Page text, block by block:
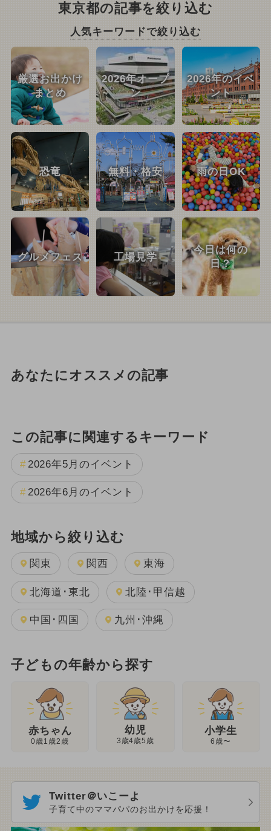
東京都の記事を絞り込む
人気キーワードで絞り込む
厳選お出かけ
まとめ
2026年オープ
ン
2026年のイベ
ント
恐竜 無料・格安 雨の日OK
グルメフェス 工場見学
今日は何の
日？
あなたにオススメの記事
この記事に関連するキーワード
2026年5月のイベント
2026年6月のイベント
地域から絞り込む
関東 関西 東海
北海道･東北 北陸･甲信越
中国･四国 九州･沖縄
子どもの年齢から探す
赤ちゃん
0歳1歳2歳
幼児
3歳4歳5歳
小学生
6歳〜
Twitter＠いこーよ
子育て中のママパパのお出かけを応援！